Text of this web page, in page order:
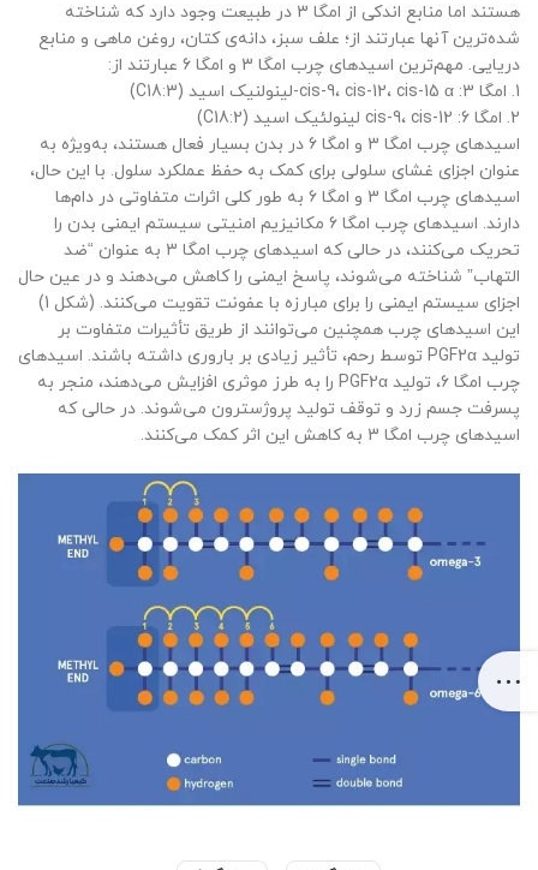
هستند اما منابع اندکی از امگا 3 در طبیعت وجود دارد که شناخته
شده‌ترین آنها عبارتند از؛ علف سبز، دانه‌ی کتان، روغن ماهی و منابع
دریایی. مهم‌ترین اسیدهای چرب امگا 3 و امگا 6 عبارتند از:
1. امگا 3: cis-9، cis-12، cis-15 α-لینولنیک اسید (C18:3)
2. امگا 6: cis-9، cis-12 لینولئیک اسید (C18:2)
اسیدهای چرب امگا 3 و امگا 6 در بدن بسیار فعال هستند، به‌ویژه به
عنوان اجزای غشای سلولی برای کمک به حفظ عملکرد سلول. با این حال،
اسیدهای چرب امگا 3 و امگا 6 به طور کلی اثرات متفاوتی در دام‌ها
دارند. اسیدهای چرب امگا 6 مکانیزیم امنیتی سیستم ایمنی بدن را
تحریک می‌کنند، در حالی که اسیدهای چرب امگا 3 به عنوان “ضد
التهاب” شناخته می‌شوند، پاسخ ایمنی را کاهش می‌دهند و در عین حال
اجزای سیستم ایمنی را برای مبارزه با عفونت تقویت می‌کنند. (شکل 1)
این اسیدهای چرب همچنین می‌توانند از طریق تأثیرات متفاوت بر
تولید PGF2α توسط رحم، تأثیر زیادی بر باروری داشته باشند. اسیدهای
چرب امگا 6، تولید PGF2α را به طرز موثری افزایش می‌دهند، منجر به
پسرفت جسم زرد و توقف تولید پروژسترون می‌شوند. در حالی که
اسیدهای چرب امگا 3 به کاهش این اثر کمک می‌کنند.